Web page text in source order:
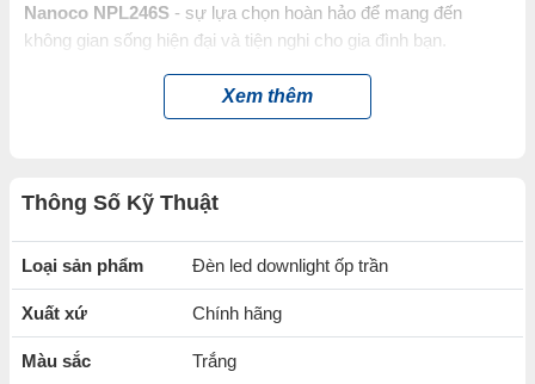
Nanoco NPL246S - sự lựa chọn hoàn hảo để mang đến
không gian sống hiện đại và tiện nghi cho gia đình bạn.
Được thành lập từ năm 1991 cho đến nay,Nanoco
dấu ấn khó phai trong trái tim khách hàng về ngành hàng thiết
đem ra thị trường cung cấp cho người tiêu dùng để đảm bảo
độ an toàn và chính xác.
Đặc điểm nổi bật của Đèn LED Panel
vuông 24W ánh sáng trắng 6500K ốp
trần nổi kích thước 288mm Nanoco
NPL246S
Xem thêm
Thông Số Kỹ Thuật
Loại sản phẩm Đèn led downlight ốp trần
Xuất xứ Chính hãng
Màu sắc Trắng